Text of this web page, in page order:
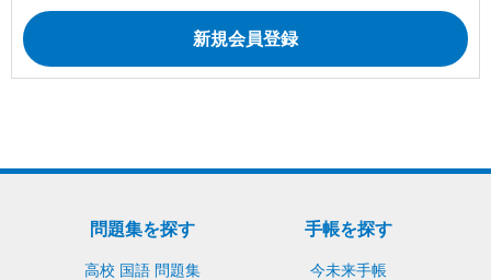
問題集を探す
高校 国語 問題集
手帳を探す
今未来手帳